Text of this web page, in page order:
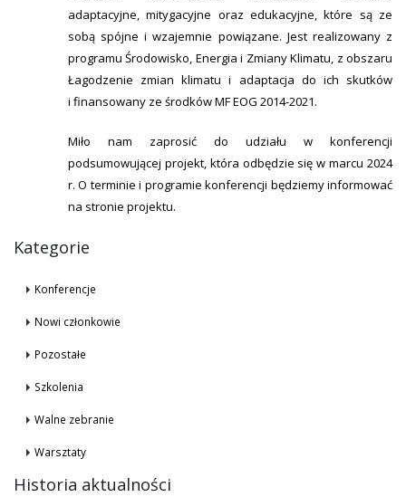
adaptacyjne, mitygacyjne oraz edukacyjne, które są ze
sobą spójne i wzajemnie powiązane. Jest realizowany z
programu Środowisko, Energia i Zmiany Klimatu, z obszaru
Łagodzenie zmian klimatu i adaptacja do ich skutków
i finansowany ze środków MF EOG 2014-2021.
Miło nam zaprosić do udziału w konferencji
podsumowującej projekt, która odbędzie się w marcu 2024
r. O terminie i programie konferencji będziemy informować
na stronie projektu.
Kategorie
Konferencje
Nowi członkowie
Pozostałe
Szkolenia
Walne zebranie
Warsztaty
Historia aktualności